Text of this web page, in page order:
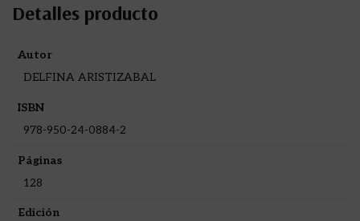
Detalles producto
Autor
DELFINA ARISTIZABAL
ISBN
978-950-24-0884-2
Páginas
128
Edición